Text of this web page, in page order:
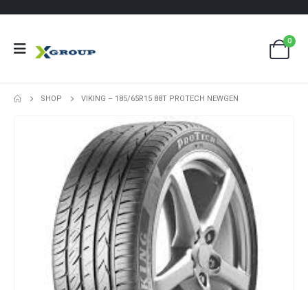
0
SHOP VIKING – 185/65R15 88T PROTECH NEWGEN